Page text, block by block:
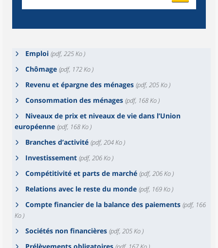
Emploi (pdf, 225 Ko )
Chômage (pdf, 172 Ko )
Revenu et épargne des ménages (pdf, 205 Ko )
Consommation des ménages (pdf, 168 Ko )
Niveaux de prix et niveaux de vie dans l’Union
européenne (pdf, 168 Ko )
Branches d’activité (pdf, 204 Ko )
Investissement (pdf, 206 Ko )
Compétitivité et parts de marché (pdf, 206 Ko )
Relations avec le reste du monde (pdf, 169 Ko )
Compte financier de la balance des paiements (pdf, 166
Ko )
Sociétés non financières (pdf, 205 Ko )